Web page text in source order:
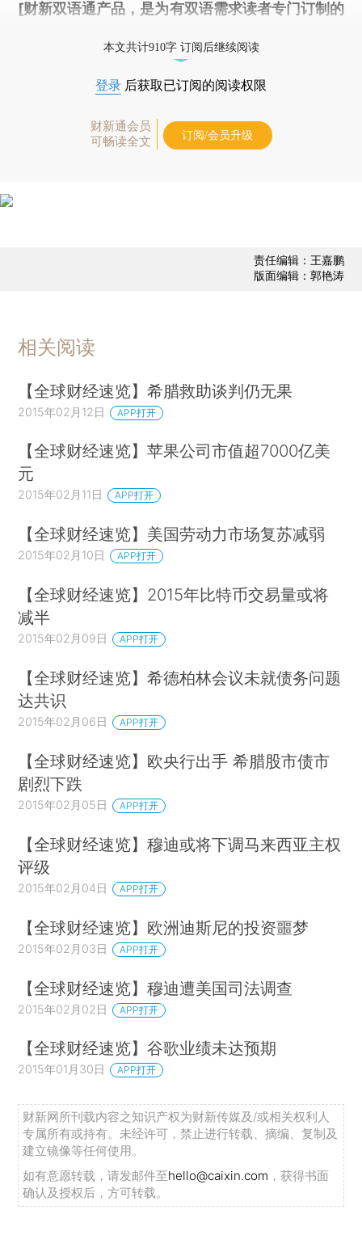
[财新双语通产品，是为有双语需求读者专门订制的
本文共计910字 订阅后继续阅读
登录 后获取已订阅的阅读权限
财新通会员
可畅读全文
订阅/会员升级
责任编辑：王嘉鹏
版面编辑：郭艳涛
相关阅读
【全球财经速览】希腊救助谈判仍无果
2015年02月12日 APP打开
【全球财经速览】苹果公司市值超7000亿美
元
2015年02月11日 APP打开
【全球财经速览】美国劳动力市场复苏减弱
2015年02月10日 APP打开
【全球财经速览】2015年比特币交易量或将
减半
2015年02月09日 APP打开
【全球财经速览】希德柏林会议未就债务问题
达共识
2015年02月06日 APP打开
【全球财经速览】欧央行出手 希腊股市债市
剧烈下跌
2015年02月05日 APP打开
【全球财经速览】穆迪或将下调马来西亚主权
评级
2015年02月04日 APP打开
【全球财经速览】欧洲迪斯尼的投资噩梦
2015年02月03日 APP打开
【全球财经速览】穆迪遭美国司法调查
2015年02月02日 APP打开
【全球财经速览】谷歌业绩未达预期
2015年01月30日 APP打开
财新网所刊载内容之知识产权为财新传媒及/或相关权利人
专属所有或持有。未经许可，禁止进行转载、摘编、复制及
建立镜像等任何使用。
如有意愿转载，请发邮件至hello@caixin.com ，获得书面
确认及授权后，方可转载。